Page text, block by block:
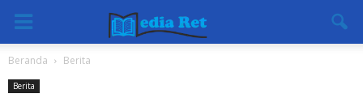
Beranda Berita
Berita